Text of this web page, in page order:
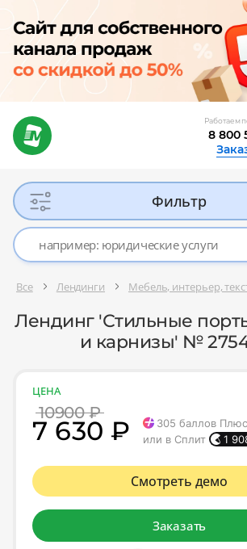
Работаем
8 800
Фильтр
Все Лендинги Мебель, интерьер,
Лендинг 'Стильные
и карнизы' №
ЦЕНА
10900 ₽
7 630 ₽ 305 баллов
или в Сплит
1
Смотреть демо
Заказать